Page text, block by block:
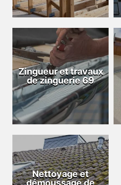
Zingueur et travaux
de zinguerie 69
Nettoyage et
démoussage de